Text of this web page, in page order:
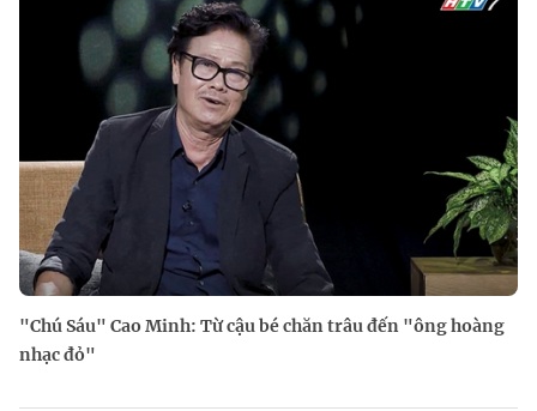
"Chú Sáu" Cao Minh: Từ cậu bé chăn trâu đến "ông hoàng
nhạc đỏ"